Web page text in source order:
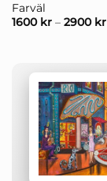
Farväl
1600 kr– 2900 kr